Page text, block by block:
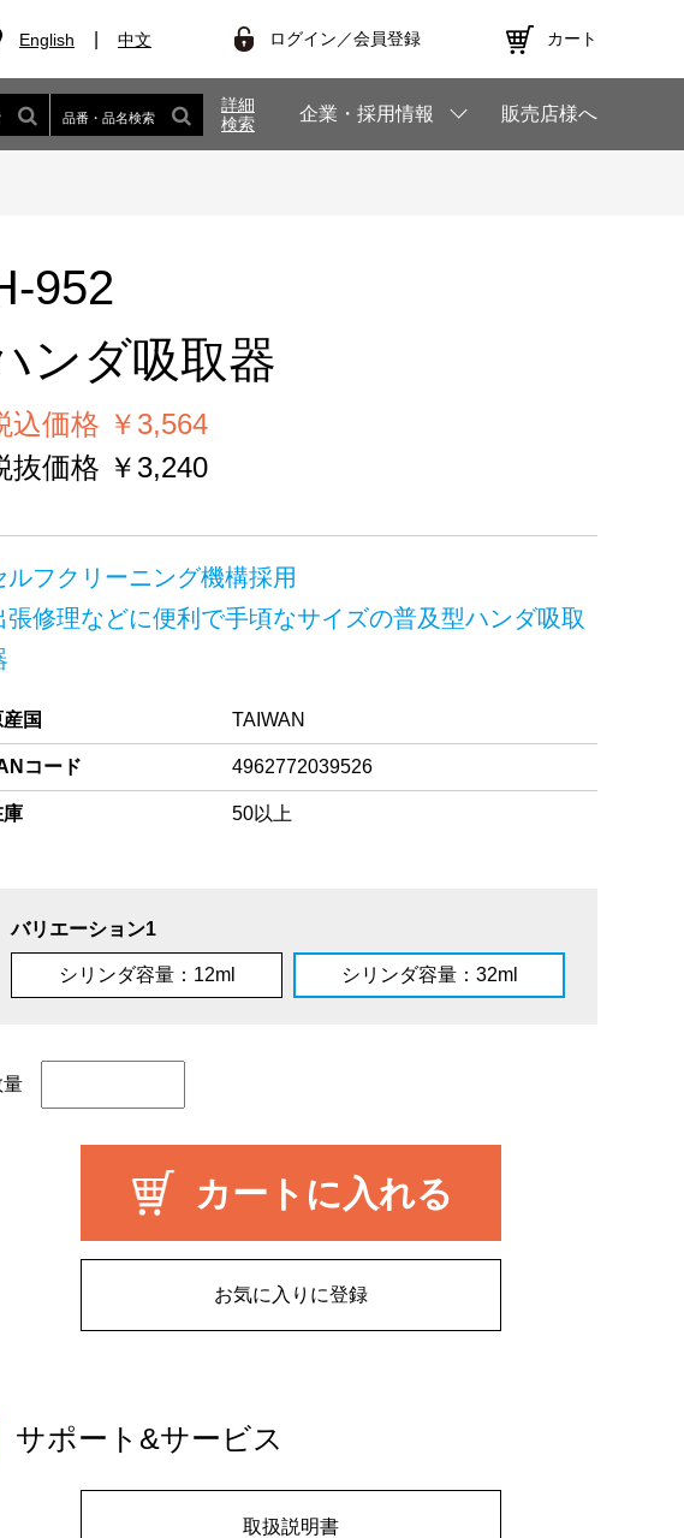
English 中文 ログイン／会員登録 カート
品番・品名検索
詳細
検索
企業・採用情報 販売店様へ
952
ンダ吸取器
込価格 ￥3,564
抜価格 ￥3,240
ルフクリーニング機構採用
張修理などに便利で手頃なサイズの普及型ハンダ吸取
産国 TAIWAN
コード 4962772039526
庫 50以上
バリエーション1
シリンダ容量：12ml シリンダ容量：32ml
量
カートに入れる
お気に入りに登録
サポート&サービス
取扱説明書